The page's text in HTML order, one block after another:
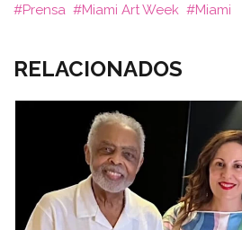
Prensa
Miami Art Week Miami
RELACIONADOS